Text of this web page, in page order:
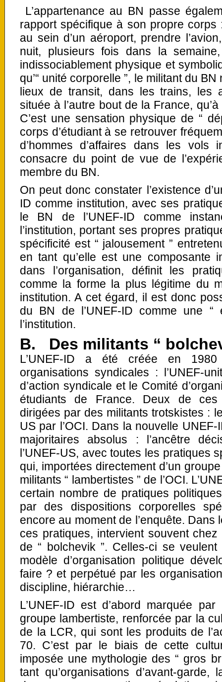
L’appartenance au BN passe
rapport spécifique à son propre
au sein d’un aéroport, prendre
nuit, plusieurs fois dans la
indissociablement physique et
qu’“ unité corporelle ”, le militant du
lieux de transit, dans les trains, les
située à l’autre bout de la France,
C’est une sensation physique de “
corps d’étudiant à se retrouver
d’hommes d’affaires dans les vols
consacre du point de vue de
membre du BN.
On peut donc constater l’existence
ID comme institution, avec ses
le BN de l’UNEF-ID comme
l’institution, portant ses propres
spécificité est “ jalousement ”
en tant qu’elle est une composante
dans l’organisation, définit les
comme la forme la plus légitime du
institution. A cet égard, il est donc
du BN de l’UNEF-ID comme une
l’institution.
B. Des militants “
L’UNEF-ID a été créée en
organisations syndicales : l’UNEF-
d’action syndicale et le Comité
étudiants de France. Deux de ces
dirigées par des militants trotskistes :
US par l’OCI. Dans la nouvelle
majoritaires absolus : l’ancêtre
l’UNEF-US, avec toutes les pratiques
qui, importées directement d’un
militants “ lambertistes ” de l’OCI.
certain nombre de pratiques politiques
par des dispositions corporelles
encore au moment de l’enquête.
ces pratiques, intervient souvent
de “ bolchevik ”. Celles-ci se
modèle d’organisation politique
faire ? et perpétué par les
discipline, hiérarchie…
L’UNEF-ID est d’abord marquée
groupe lambertiste, renforcée par la
de la LCR, qui sont les produits de
70. C’est par le biais de cette
imposée une mythologie des “ gros
tant qu’organisations d’avant-